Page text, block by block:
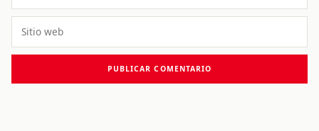
Sitio
web